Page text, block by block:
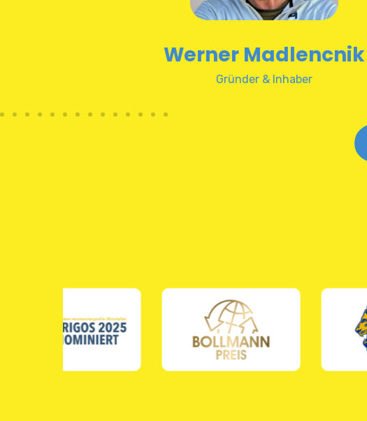
Werner Madlencnik
Gründer & Inhaber